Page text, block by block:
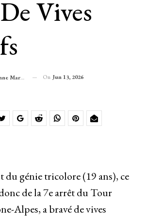
Vives
On Jun 13, 2026
du génie tricolore (19 ans), ce
de la 7e arrêt du Tour
Alpes, a bravé de vives